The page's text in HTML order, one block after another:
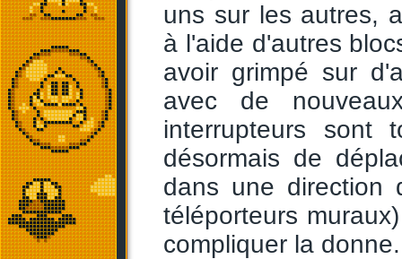
uns sur les autres,
à l'aide d'autres
avoir grimpé sur
avec de
interrupteurs sont
désormais de
dans une direction
téléporteurs
compliquer la donne.